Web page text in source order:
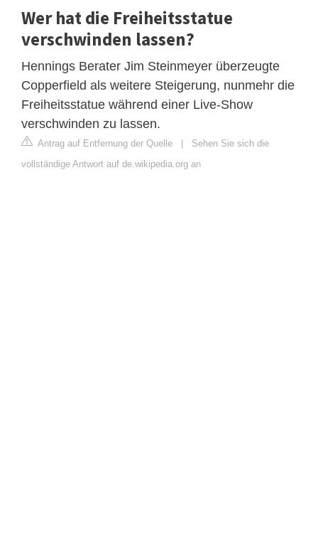
Wer hat die Freiheitsstatue
verschwinden lassen?
Hennings Berater Jim Steinmeyer überzeugte
Copperfield als weitere Steigerung, nunmehr die
Freiheitsstatue während einer Live-Show
verschwinden zu lassen.
Antrag auf Entfernung der Quelle | Sehen Sie sich die
vollständige Antwort auf de.wikipedia.org an